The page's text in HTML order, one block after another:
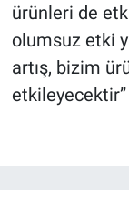
ürünleri de
olumsuz etki
artış, bizim